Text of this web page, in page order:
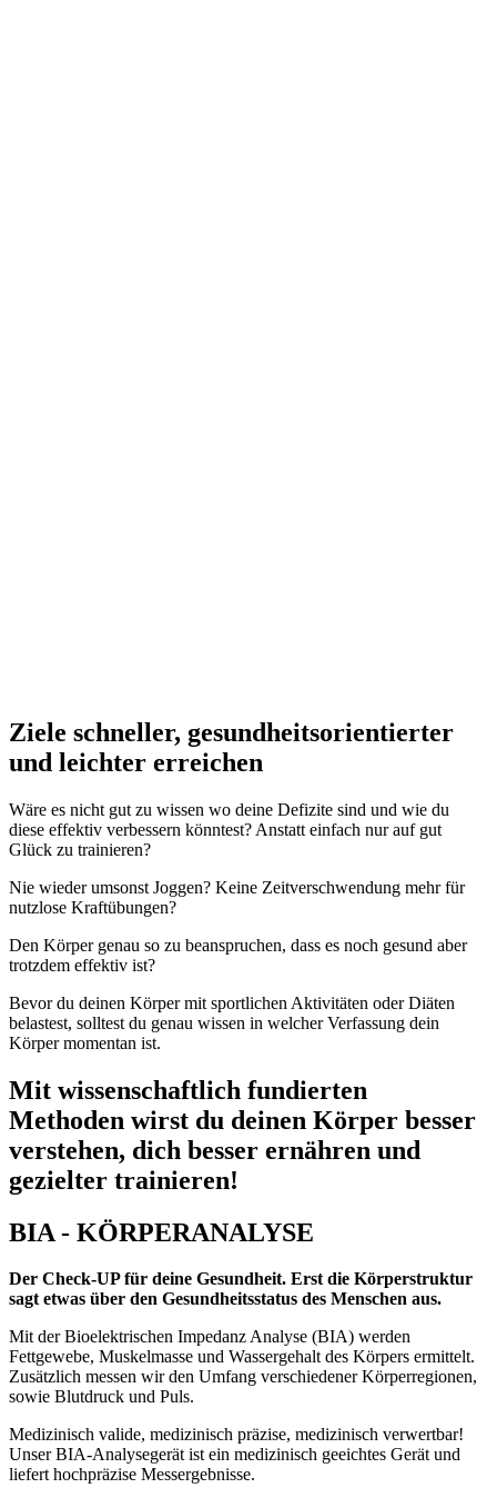
Ziele schneller, gesundheitsorientierter
und leichter erreichen
Wäre es nicht gut zu wissen wo deine Defizite sind und wie du
diese effektiv verbessern könntest? Anstatt einfach nur auf gut
Glück zu trainieren?
Nie wieder umsonst Joggen? Keine Zeitverschwendung mehr für
nutzlose Kraftübungen?
Den Körper genau so zu beanspruchen, dass es noch gesund aber
trotzdem effektiv ist?
Bevor du deinen Körper mit sportlichen Aktivitäten oder Diäten
belastest, solltest du genau wissen in welcher Verfassung dein
Körper momentan ist.
Mit wissenschaftlich fundierten
Methoden wirst du deinen Körper besser
verstehen, dich besser ernähren und
gezielter trainieren!
BIA - KÖRPERANALYSE
Der Check-UP für deine Gesundheit. Erst die Körperstruktur
sagt etwas über den Gesundheitsstatus des Menschen aus.
Mit der Bioelektrischen Impedanz Analyse (BIA) werden
Fettgewebe, Muskelmasse und Wassergehalt des Körpers ermittelt.
Zusätzlich messen wir den Umfang verschiedener Körperregionen,
sowie Blutdruck und Puls.
Medizinisch valide, medizinisch präzise, medizinisch verwertbar!
Unser BIA-Analysegerät ist ein medizinisch geeichtes Gerät und
liefert hochpräzise Messergebnisse.